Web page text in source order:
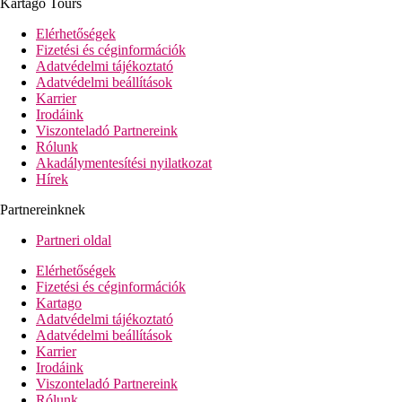
büféétterem
térítés ellenében)
7 bár
Wi-Fi ingyenesen
diszkó
mosoda
fodrászat
üzletek
konferenciaterem
2 medence (napágyak, napernyők és törölközők
fedett medence
gyermekcsúszdák
játszótér
miniklub (4-6 éveseknek)
midiklub (7-10 éveseknek)
maxiklub (11-17 éveseknek)
babakocsikölcsönzés térítés ellenében
Tengerpart
privát, homokos strand (egy kis út választja el, vízbe lépve
kavicsos)
Kartago Tours
Elérhetőségek
Fizetési és céginformációk
Adatvédelmi tájékoztató
Adatvédelmi beállítások
Karrier
Irodáink
Viszonteladó Partnereink
Rólunk
Akadálymentesítési nyilatkozat
Hírek
Partnereinknek
Partneri oldal
Elérhetőségek
Fizetési és céginformációk
Kartago
Adatvédelmi tájékoztató
Adatvédelmi beállítások
Karrier
Irodáink
Viszonteladó Partnereink